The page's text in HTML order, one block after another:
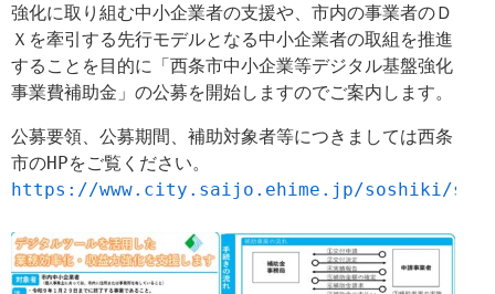
強化に取り組む中小企業者の支援や、市内の事業者のＤ
Ｘを牽引する先行モデルとなる中小企業者の取組を推進
することを目的に「西条市中小企業等デジタル基盤強化
事業費補助金」の公募を開始しますのでご案内します。
公募要領、公募期間、補助対象者等につきましては西条
市のHPをご覧ください。
https://www.city.saijo.ehime.jp/soshiki/